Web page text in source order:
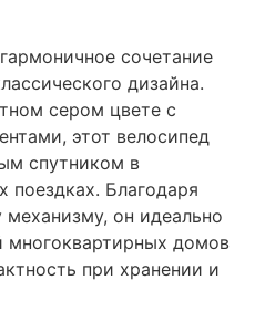
сочетание
дизайна.
сером цвете с
этот велосипед
спутником в
поездках. Благодаря
он идеально
многоквартирных домов
при хранении и